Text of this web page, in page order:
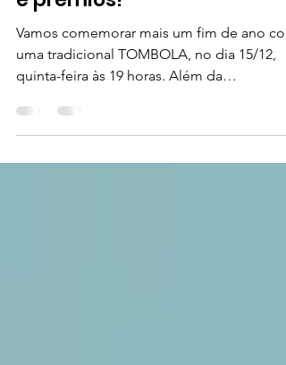
SERATA DI FINE D'ANNO:
Confraternização, diversão
e prêmios!
Vamos comemorar mais um fim de ano
uma tradicional TOMBOLA, no dia 15/12,